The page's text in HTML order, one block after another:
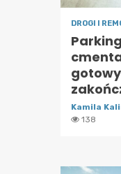
DROGI I
Kamila
138